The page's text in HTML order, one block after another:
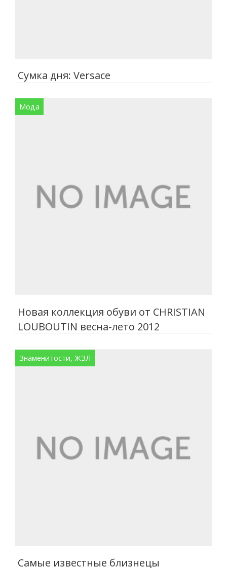
Сумка дня: Versace
Мода
Новая коллекция обуви от CHRISTIAN
LOUBOUTIN весна-лето 2012
Знаменитости, ЖЗЛ
Самые известные близнецы